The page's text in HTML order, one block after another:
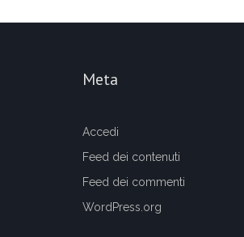
Meta
Accedi
Feed dei contenuti
Feed dei commenti
WordPress.org